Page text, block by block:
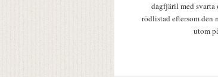
dagfjäril med svarta
rödlistad eftersom den
utom